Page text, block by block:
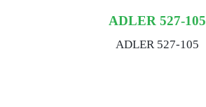
ADLER 527-105
ADLER 527-105